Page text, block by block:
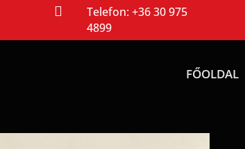
 Telefon:+36 30 975
4899
FŐOLDAL